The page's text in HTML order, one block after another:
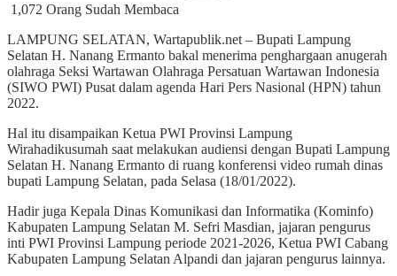
1,072 Orang Sudah Membaca
LAMPUNG SELATAN, Wartapublik.net – Bupati Lampung
Selatan H. Nanang Ermanto bakal menerima penghargaan anugerah
olahraga Seksi Wartawan Olahraga Persatuan Wartawan Indonesia
(SIWO PWI) Pusat dalam agenda Hari Pers Nasional (HPN) tahun
2022.
Hal itu disampaikan Ketua PWI Provinsi Lampung
Wirahadikusumah saat melakukan audiensi dengan Bupati Lampung
Selatan H. Nanang Ermanto di ruang konferensi video rumah dinas
bupati Lampung Selatan, pada Selasa (18/01/2022).
Hadir juga Kepala Dinas Komunikasi dan Informatika (Kominfo)
Kabupaten Lampung Selatan M. Sefri Masdian, jajaran pengurus
inti PWI Provinsi Lampung periode 2021-2026, Ketua PWI Cabang
Kabupaten Lampung Selatan Alpandi dan jajaran pengurus lainnya.